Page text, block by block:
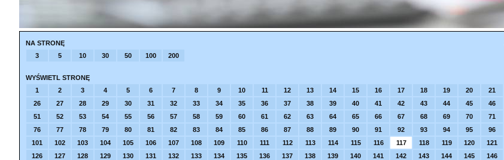
NA STRONĘ
3
5 10 30 50 100 200
WYŚWIETL STRONĘ
1
2 3 4 5 6 7 8 9 10 11 12 13 14 15 16 17 18 19 20 21
26
27 28 29 30 31 32 33 34 35 36 37 38 39 40 41 42 43 44 45 46
51
52 53 54 55 56 57 58 59 60 61 62 63 64 65 66 67 68 69 70 71
76
77 78 79 80 81 82 83 84 85 86 87 88 89 90 91 92 93 94 95 96
101
102 103 104 105 106 107 108 109 110 111 112 113 114 115 116 117 118 119 120 121
126
127 128 129 130 131 132 133 134 135 136 137 138 139 140 141 142 143 144 145 146